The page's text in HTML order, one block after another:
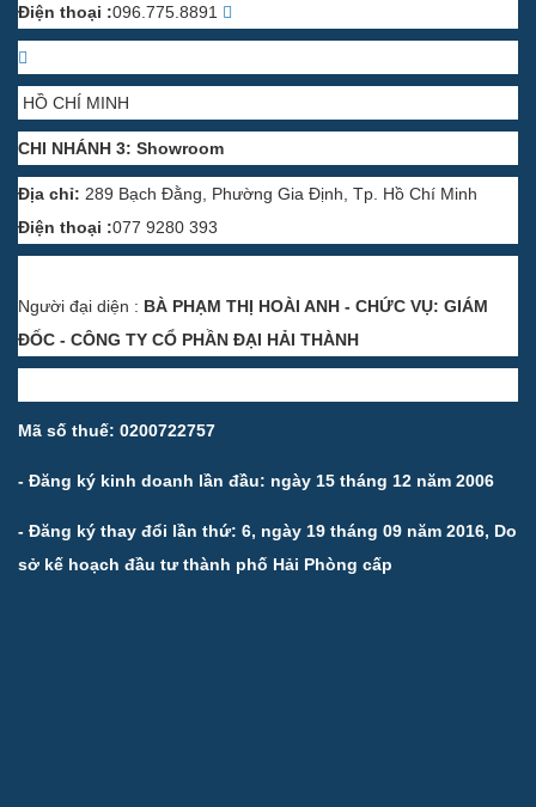
Điện thoại :096.775.8891
HỒ CHÍ MINH
CHI NHÁNH 3: Showroom
Địa chỉ: 289 Bạch Đằng, Phường Gia Định, Tp. Hồ Chí Minh
Điện thoại :077 9280 393
Người đại diện : BÀ PHẠM THỊ HOÀI ANH - CHỨC VỤ: GIÁM
ĐỐC - CÔNG TY CỔ PHẦN ĐẠI HẢI THÀNH
Mã số thuế: 0200722757
- Đăng ký kinh doanh lần đầu: ngày 15 tháng 12 năm 2006
- Đăng ký thay đổi lần thứ: 6, ngày 19 tháng 09 năm 2016, Do
sở kế hoạch đầu tư thành phố Hải Phòng cấp